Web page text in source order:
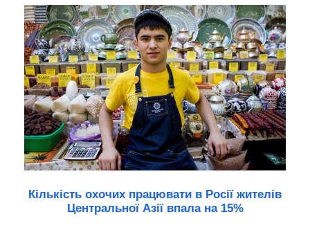
Кількість охочих працювати в Росії жителів
Центральної Азії впала на 15%